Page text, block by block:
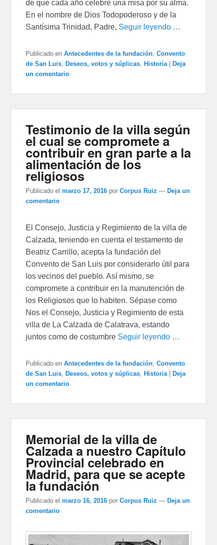
de que cada año celebre una misa por su alma.
En el nombre de Dios Todopoderoso y de la
Santísima Trinidad, Padre, Seguir leyendo …
Publicado en Antecedentes de la fundación ,Convento
de San Luis
Deseos, votos y súplicas Historia
Deja
un comentario
Testimonio de la villa según
el cual se compromete a
contribuir en gran parte a la
alimentación de los
religiosos
Publicado el marzo 17, 2016 porCorpus Ruiz — Deja un
comentario
El Consejo, Justicia y Regimiento de la villa de
Calzada, teniendo en cuenta el testamento de
Beatriz Carrillo, acepta la fundación del
Convento de San Luis por considerarlo útil para
los vecinos del pueblo. Así mismo, se
compromete a contribuir en la manutención de
los Religiosos que lo habiten. Sépase como
Nos el Consejo, Justicia y Regimiento de esta
villa de La Calzada de Calatrava, estando
juntos como de costumbre Seguir leyendo …
Publicado en Antecedentes de la fundación ,Convento
de San Luis
Deseos, votos y súplicas Historia
Deja
un comentario
Memorial de la villa de
Calzada a nuestro Capítulo
Provincial celebrado en
Madrid, para que se acepte
la fundación
Publicado el marzo 16, 2016 porCorpus Ruiz —Deja un
comentario